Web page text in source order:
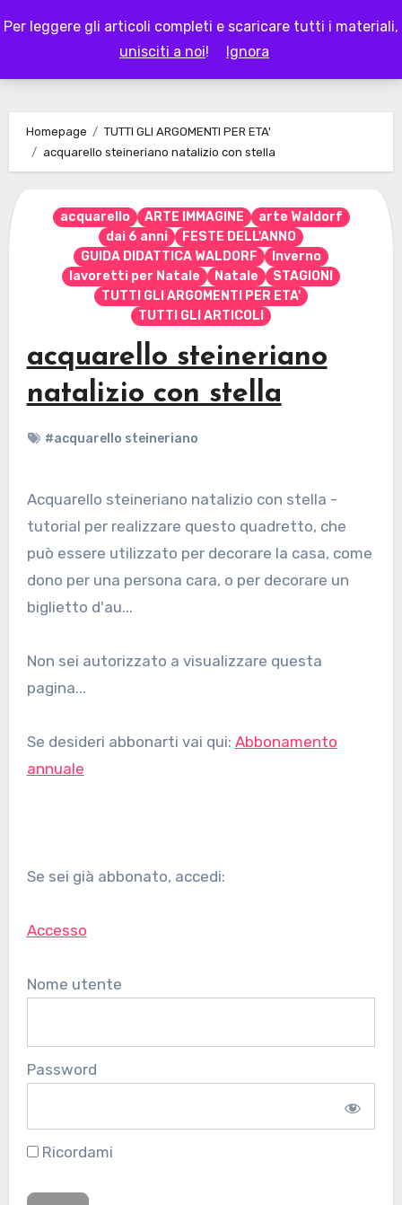
Per leggere gli articoli completi e scaricare tutti i materiali,
unisciti a noi! Ignora
to
LAPAPPADOLCE
Homepage
TUTTI GLI ARGOMENTI PER ETA'
acquarello steineriano natalizio con stella
acquarello ARTE IMMAGINE
arte Waldorf
dai 6 anni
FESTE DELL'ANNO
GUIDA DIDATTICA WALDORF
Inverno
lavoretti per Natale
Natale
STAGIONI
TUTTI GLI ARGOMENTI PER ETA'
TUTTI GLI ARTICOLI
acquarello steineriano
natalizio con stella
#acquarello steineriano
Acquarello steineriano natalizio con stella -
tutorial per realizzare questo quadretto, che
può essere utilizzato per decorare la casa, come
dono per una persona cara, o per decorare un
biglietto d'au...
Non sei autorizzato a visualizzare questa
pagina...
Se desideri abbonarti vai qui: Abbonamento
annuale
Se sei già abbonato, accedi:
Accesso
Nome utente
Password
Ricordami